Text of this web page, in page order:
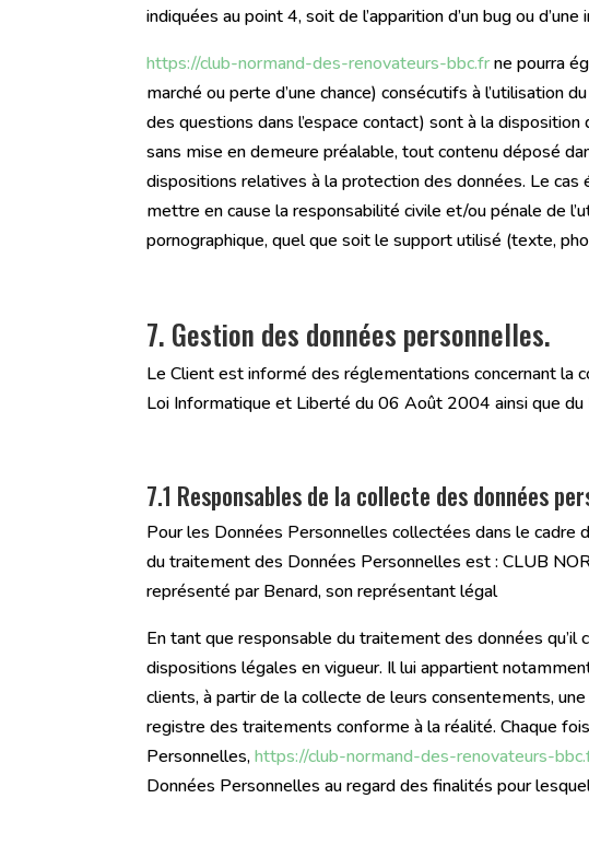
indiquées au point 4, soit de l’apparition d’un bug ou
https://club-normand-des-renovateurs-bbc.frne pourra
marché ou perte d’une chance) consécutifs à l’utilisation
des questions dans l’espace contact) sont à la disposition
sans mise en demeure préalable, tout contenu déposé
dispositions relatives à la protection des données. Le cas
mettre en cause la responsabilité civile et/ou pénale de
pornographique, quel que soit le support utilisé (texte,
7. Gestion des données personnelles.
Le Client est informé des réglementations concernant la
Loi Informatique et Liberté du 06 Août 2004 ainsi que
7.1 Responsables de la collecte des données
Pour les Données Personnelles collectées dans le cadre
du traitement des Données Personnelles est : CLUB
représenté par Benard, son représentant légal
En tant que responsable du traitement des données qu’il
dispositions légales en vigueur. Il lui appartient
clients, à partir de la collecte de leurs consentements,
registre des traitements conforme à la réalité. Chaque
Personnelles, https://club-normand-des-renovateurs-
Données Personnelles au regard des finalités pour